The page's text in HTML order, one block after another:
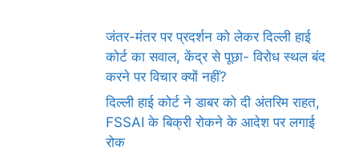
जंतर-मंतर पर प्रदर्शन को लेकर दिल्ली हाई
कोर्ट का सवाल, केंद्र से पूछा- विरोध स्थल बंद
करने पर विचार क्यों नहीं?
दिल्ली हाई कोर्ट ने डाबर को दी अंतरिम राहत,
FSSAI के बिक्री रोकने के आदेश पर लगाई
रोक